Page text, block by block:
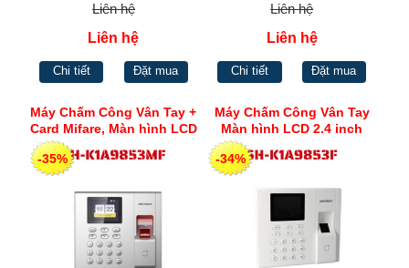
Liên hệ
Liên hệ
Chi tiết Đặt mua
Liên hệ
Liên hệ
Chi tiết Đặt mua
Máy Chấm Công Vân Tay +
Card Mifare, Màn hình LCD
2.4 inch Hikvision SH-
K1A9853MF
-35%
Máy Chấm Công Vân Tay
Màn hình LCD 2.4 inch
Hikvision SH-K1A9853F
-34%